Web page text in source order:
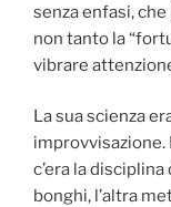
senza enfasi,
non tanto la
vibrare
La sua scienza
c’era la
bonghi, l’altra